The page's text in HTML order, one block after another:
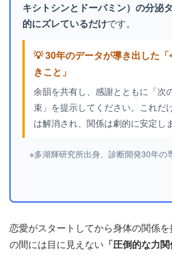
キシトシンとドーパミン）の分泌
的にズレているだけです。
💡 30年のデータが導き出した
きこと」
余韻を共有し、感謝とともに「次
束」を提示してください。これだ
は解消され、関係は劇的に安定し
※多湖輝研究所出身、診断開発30年の
恋愛がスタートしてから身体の関係
の間には目に見えない 「圧倒的な力関